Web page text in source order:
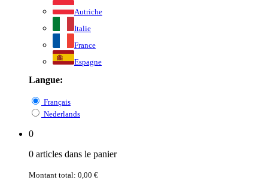
Autriche
Italie
France
Espagne
Langue:
Français
Nederlands
0
0 articles dans le panier
Montant total: 0,00 €